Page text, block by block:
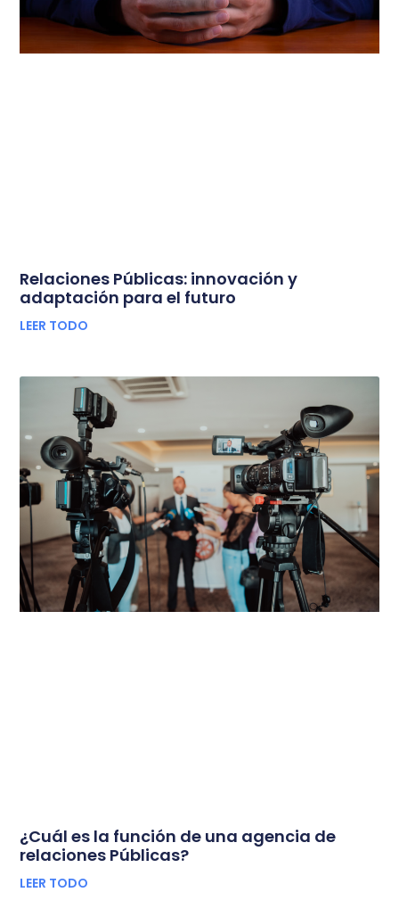
Relaciones Públicas: innovación y
adaptación para el futuro
LEER TODO
¿Cuál es la función de una agencia de
relaciones Públicas?
LEER TODO